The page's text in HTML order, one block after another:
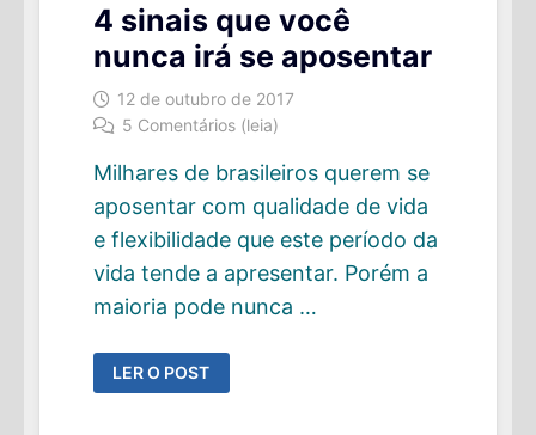
4 sinais que você
nunca irá se aposentar
12 de outubro de 2017
5 Comentários (leia)
Milhares de brasileiros querem se
aposentar com qualidade de vida
e flexibilidade que este período da
vida tende a apresentar. Porém a
maioria pode nunca …
4
SINAIS
QUE
LER O POST